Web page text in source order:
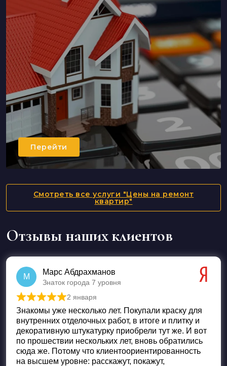
Перейти
Смотреть все услуги "Цены на ремонт
квартир"
Отзывы наших клиентов
М
Марс Абдрахманов
Знаток города 7 уровня
Оценка 5из 5
2 января
Знакомы уже несколько лет. Покупали краску для
внутренних отделочных работ, в итоге и плитку и
декоративную штукатурку приобрели тут же. И вот
по прошествии нескольких лет, вновь обратились
сюда же. Потому что клиентоориентированность
на высшем уровне: расскажут, покажут,